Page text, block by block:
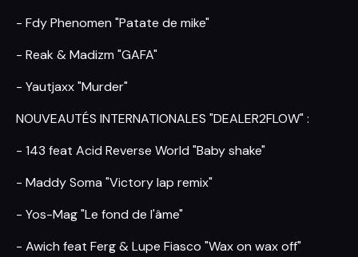
- Fdy Phenomen "Patate de mike"
- Reak & Madizm "GAFA"
- Yautjaxx "Murder"
NOUVEAUTÉS INTERNATIONALES "DEALER2FLOW" :
- 143 feat Acid Reverse World "Baby shake"
- Maddy Soma "Victory lap remix"
- Yos-Mag "Le fond de l'âme"
- Awich feat Ferg & Lupe Fiasco "Wax on wax off"